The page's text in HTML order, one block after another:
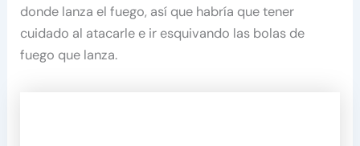
donde lanza el fuego, así que habría que tener
cuidado al atacarle e ir esquivando las bolas de
fuego que lanza.